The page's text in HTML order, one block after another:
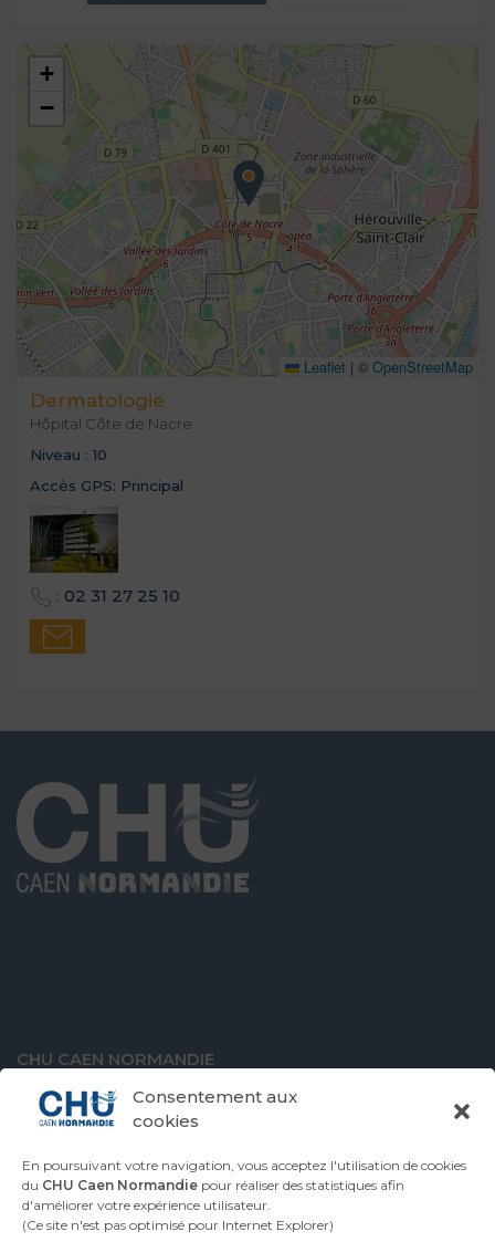
Consentement aux
cookies
En poursuivant votre navigation, vous acceptez l'utilisation de cookies
du CHU Caen Normandie pour réaliser des statistiques afin
d'améliorer votre expérience utilisateur.
(Ce site n'est pas optimisé pour Internet Explorer)
+
−
Leaflet | © OpenStreetMap
Dermatologie
Hôpital Côte de Nacre
Niveau : 10
Accès GPS: Principal
: 02 31 27 25 10
CHU CAEN NORMANDIE
14000 Caen
VENIR AU CHU